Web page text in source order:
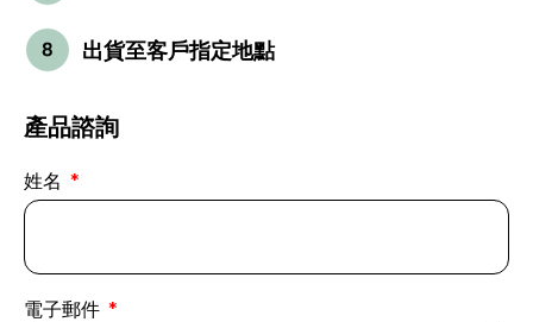
出貨至客戶指定地點
產品諮詢
姓名
電子郵件